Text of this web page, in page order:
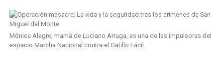
Mónica Alegre, mamá de Luciano Arruga, es una de las impulsoras del
espacio Marcha Nacional contra el Gatillo Fácil.